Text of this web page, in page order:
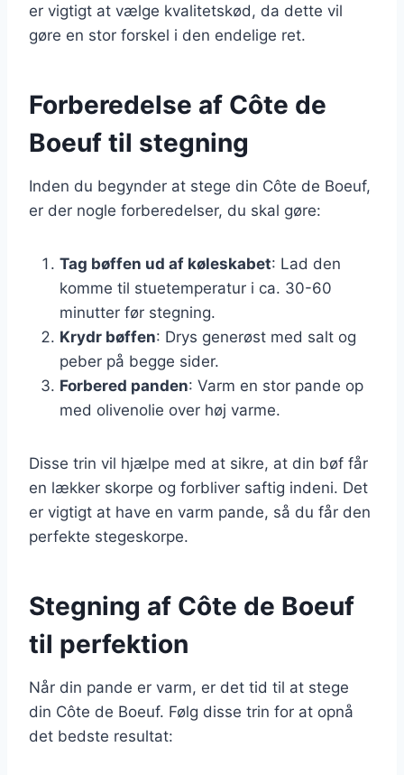
er vigtigt at vælge kvalitetskød, da dette vil
gøre en stor forskel i den endelige ret.
Forberedelse af Côte de
Boeuf til stegning
Inden du begynder at stege din Côte de Boeuf,
er der nogle forberedelser, du skal gøre:
Tag bøffen ud af køleskabet: Lad den
komme til stuetemperatur i ca. 30-60
minutter før stegning.
Krydr bøffen: Drys generøst med salt og
peber på begge sider.
Forbered panden: Varm en stor pande op
med olivenolie over høj varme.
Disse trin vil hjælpe med at sikre, at din bøf får
en lækker skorpe og forbliver saftig indeni. Det
er vigtigt at have en varm pande, så du får den
perfekte stegeskorpe.
Stegning af Côte de Boeuf
til perfektion
Når din pande er varm, er det tid til at stege
din Côte de Boeuf. Følg disse trin for at opnå
det bedste resultat: